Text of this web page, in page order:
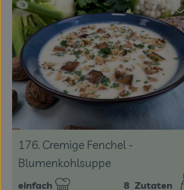
176. Cremige Fenchel -
Blumenkohlsuppe
einfach 8 Zutaten